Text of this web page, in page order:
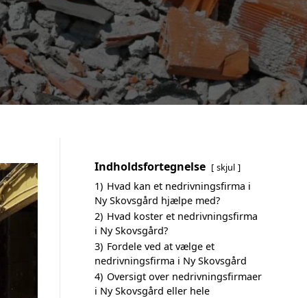
Indholdsfortegnelse skjul
1) Hvad kan et nedrivningsfirma i
Ny Skovsgård hjælpe med?
2) Hvad koster et nedrivningsfirma
i Ny Skovsgård?
3) Fordele ved at vælge et
nedrivningsfirma i Ny Skovsgård
4) Oversigt over nedrivningsfirmaer
i Ny Skovsgård eller hele